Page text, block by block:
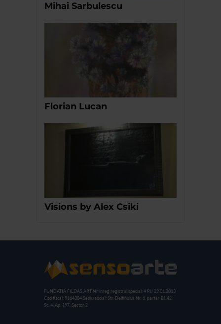
Mihai Sarbulescu
Florian Lucan
Visions by Alex Csiki
FUNDATIA FILDAS ART Nr inreg registrul special: 4 PJ/ 29.01.2013
Cod fiscal: 9164384 Sediu social: Str. Delfinului, Nr. 6, parter Bl. 42,
Sc. 4, Ap. 197, Sector 2